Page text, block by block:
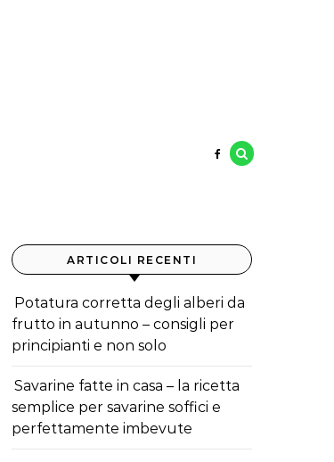
ARTICOLI RECENTI
Potatura corretta degli alberi da
frutto in autunno – consigli per
principianti e non solo
Savarine fatte in casa – la ricetta
semplice per savarine soffici e
perfettamente imbevute